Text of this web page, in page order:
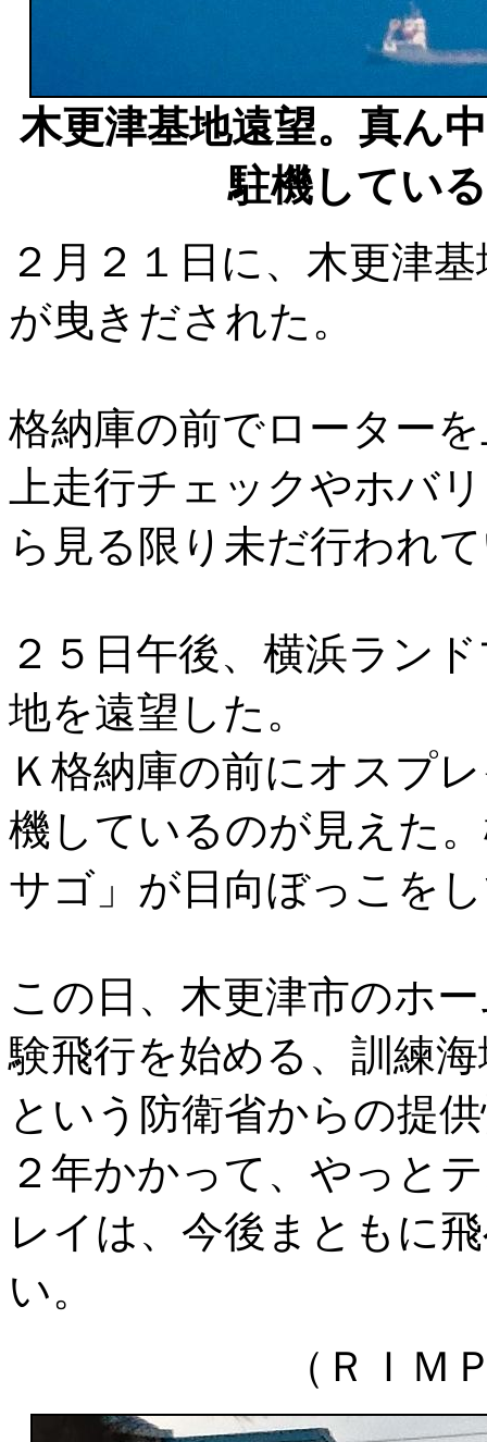
木更津基地遠望。真ん
駐機してい
２月２１日に、木更津
が曳きだされた。
格納庫の前でローター
上走行チェックやホバ
ら見る限り未だ行われ
２５日午後、横浜ラン
地を遠望した。
Ｋ格納庫の前にオスプ
機しているのが見えた
サゴ」が日向ぼっこを
この日、木更津市のホ
験飛行を始める、訓練
という防衛省からの提
２年かかって、やっと
レイは、今後まともに
い。
（ＲＩ